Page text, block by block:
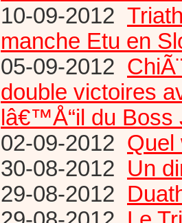
10-09-2012
manche Etu en
05-09-2012
double victoires
lâ€™Å“il du
02-09-2012 Quel
30-08-2012 Un
29-08-2012